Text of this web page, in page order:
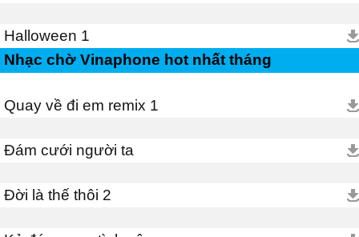
Halloween 1
Nhạc chờ Vinaphone hot nhất tháng
Quay về đi em remix 1
Đám cưới người ta
Đời là thế thôi 2